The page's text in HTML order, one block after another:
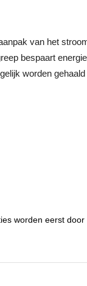
van het
bespaart
worden
worden eerst